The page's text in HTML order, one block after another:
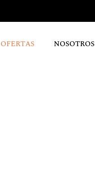
OFERTAS NOSOTROS